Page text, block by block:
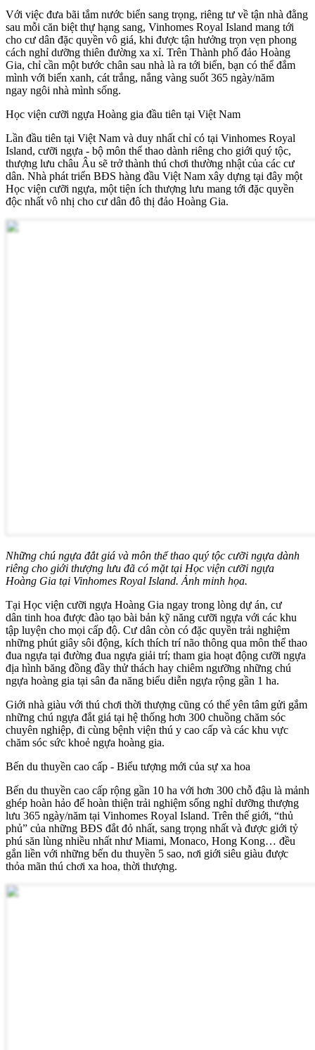
Với việc đưa bãi tắm nước biển sang trọng, riêng tư về tận nhà đằng
sau mỗi căn biệt thự hạng sang, Vinhomes Royal Island mang tới
cho cư dân đặc quyền vô giá, khi được tận hưởng trọn vẹn phong
cách nghỉ dưỡng thiên đường xa xỉ. Trên Thành phố đảo Hoàng
Gia, chỉ cần một bước chân sau nhà là ra tới biển, bạn có thể đắm
mình với biển xanh, cát trắng, nắng vàng suốt 365 ngày/năm
ngay ngôi nhà mình sống.
Học viện cưỡi ngựa Hoàng gia đầu tiên tại Việt Nam
Lần đầu tiên tại Việt Nam và duy nhất chỉ có tại Vinhomes Royal
Island, cưỡi ngựa - bộ môn thể thao dành riêng cho giới quý tộc,
thượng lưu châu Âu sẽ trở thành thú chơi thường nhật của các cư
dân. Nhà phát triển BĐS hàng đầu Việt Nam xây dựng tại đây một
Học viện cưỡi ngựa, một tiện ích thượng lưu mang tới đặc quyền
độc nhất vô nhị cho cư dân đô thị đảo Hoàng Gia.
Những chú ngựa đắt giá và môn thể thao quý tộc cưỡi ngựa dành
riêng cho giới thượng lưu đã có mặt tại Học viện cưỡi ngựa
Hoàng Gia tại Vinhomes Royal Island. Ảnh minh họa.
Tại Học viện cưỡi ngựa Hoàng Gia ngay trong lòng dự án, cư
dân tinh hoa được đào tạo bài bản kỹ năng cưỡi ngựa với các khu
tập luyện cho mọi cấp độ. Cư dân còn có đặc quyền trải nghiệm
những phút giây sôi động, kích thích trí não thông qua môn thể thao
đua ngựa tại đường đua ngựa giải trí; tham gia hoạt động cưỡi ngựa
địa hình băng đồng đầy thử thách hay chiêm ngưỡng những chú
ngựa hoàng gia tại sân đa năng biểu diễn ngựa rộng gần 1 ha.
Giới nhà giàu với thú chơi thời thượng cũng có thể yên tâm gửi gắm
những chú ngựa đắt giá tại hệ thống hơn 300 chuồng chăm sóc
chuyên nghiệp, đi cùng bệnh viện thú y cao cấp và các khu vực
chăm sóc sức khoẻ ngựa hoàng gia.
Bến du thuyền cao cấp - Biểu tượng mới của sự xa hoa
Bến du thuyền cao cấp rộng gần 10 ha với hơn 300 chỗ đậu là mảnh
ghép hoàn hảo để hoàn thiện trải nghiệm sống nghỉ dưỡng thượng
lưu 365 ngày/năm tại Vinhomes Royal Island. Trên thế giới, “thủ
phủ” của những BĐS đắt đỏ nhất, sang trọng nhất và được giới tỷ
phú săn lùng nhiều nhất như Miami, Monaco, Hong Kong… đều
gắn liền với những bến du thuyền 5 sao, nơi giới siêu giàu được
thỏa mãn thú chơi xa hoa, thời thượng.